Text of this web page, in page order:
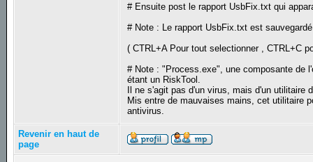
# Ensuite post le rapport UsbFix.txt qui
# Note : Le rapport UsbFix.txt est
( CTRL+A Pour tout selectionner , CTRL+C
# Note : "Process.exe", une composante de
étant un RiskTool.
Il ne s'agit pas d'un virus, mais d'un
Mis entre de mauvaises mains, cet utilitaire
antivirus.
Revenir en haut de
page